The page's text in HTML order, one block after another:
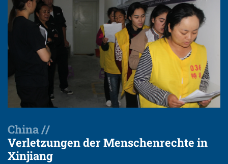
China //
Verletzungen der Menschenrechte in
Xinjiang